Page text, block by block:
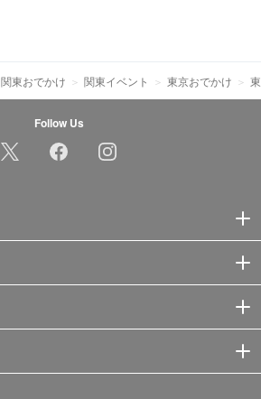
関東おでかけ 関東イベント 東京おでかけ
Follow Us